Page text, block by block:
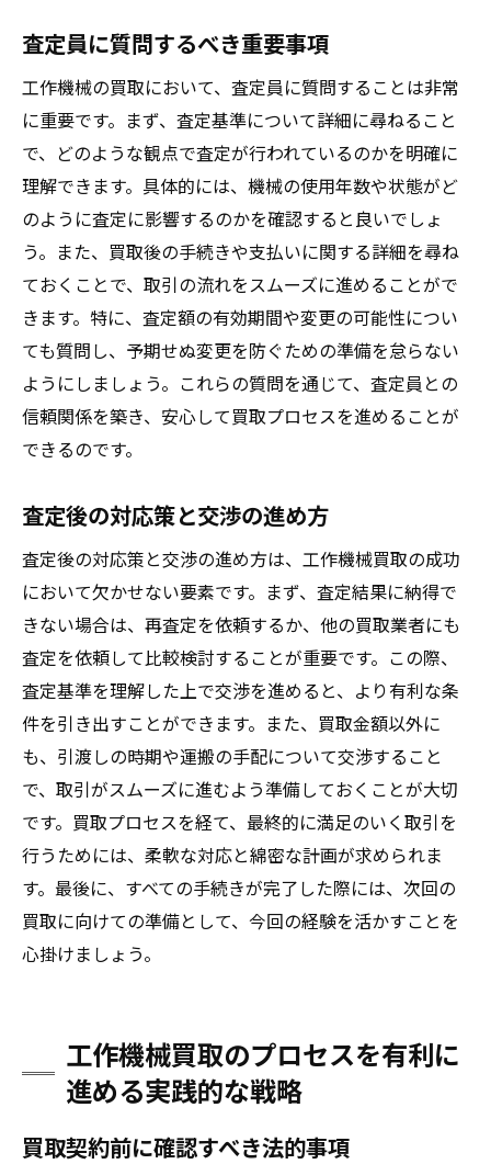
査定員に質問するべき重要事項
工作機械の買取において、査定員に質問することは非常
に重要です。まず、査定基準について詳細に尋ねること
で、どのような観点で査定が行われているのかを明確に
理解できます。具体的には、機械の使用年数や状態がど
のように査定に影響するのかを確認すると良いでしょ
う。また、買取後の手続きや支払いに関する詳細を尋ね
ておくことで、取引の流れをスムーズに進めることがで
きます。特に、査定額の有効期間や変更の可能性につい
ても質問し、予期せぬ変更を防ぐための準備を怠らない
ようにしましょう。これらの質問を通じて、査定員との
信頼関係を築き、安心して買取プロセスを進めることが
できるのです。
査定後の対応策と交渉の進め方
査定後の対応策と交渉の進め方は、工作機械買取の成功
において欠かせない要素です。まず、査定結果に納得で
きない場合は、再査定を依頼するか、他の買取業者にも
査定を依頼して比較検討することが重要です。この際、
査定基準を理解した上で交渉を進めると、より有利な条
件を引き出すことができます。また、買取金額以外に
も、引渡しの時期や運搬の手配について交渉すること
で、取引がスムーズに進むよう準備しておくことが大切
です。買取プロセスを経て、最終的に満足のいく取引を
行うためには、柔軟な対応と綿密な計画が求められま
す。最後に、すべての手続きが完了した際には、次回の
買取に向けての準備として、今回の経験を活かすことを
心掛けましょう。
工作機械買取のプロセスを有利に
進める実践的な戦略
買取契約前に確認すべき法的事項